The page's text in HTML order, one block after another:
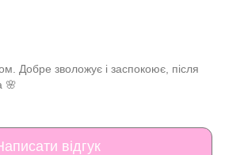
Добре зволожує і заспокоює, після
🌸
відгук